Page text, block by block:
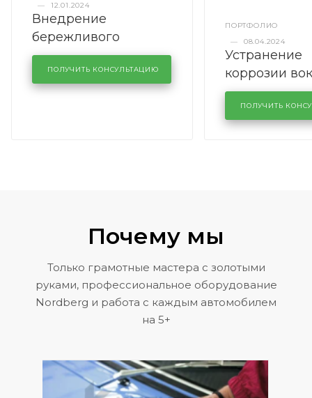
—
12.01.2024
Внедрение
бережливого
производства в
кузовном сервисе
KUTUZOVV
ПОЛУЧИТЬ КОНСУЛЬТАЦИЮ
ПОРТФОЛИО
—
08.04.2024
Устранение
коррозии
лобового
районе
Volkswagen
ПОЛУЧИТЬ
Почему мы
Только грамотные мастера с золотыми
руками, профессиональное оборудование
Nordberg и работа с каждым автомобилем
на 5+